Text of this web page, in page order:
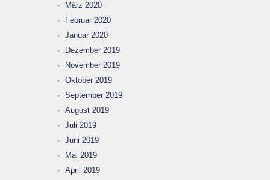
März 2020
Februar 2020
Januar 2020
Dezember 2019
November 2019
Oktober 2019
September 2019
August 2019
Juli 2019
Juni 2019
Mai 2019
April 2019